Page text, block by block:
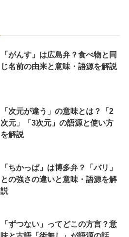
「がんす」は広島弁？食べ物と同
じ名前の由来と意味・語源を解説
「次元が違う」の意味とは？「2
次元」「3次元」の語源と使い方
を解説
「ちかっぱ」は博多弁？「バリ」
との強さの違いと意味・語源を解
説
「ずつない」ってどこの方言？意